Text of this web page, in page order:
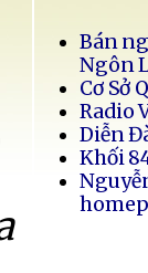
Bán
Ngôn
Cơ Sở
Radio
Diễn
Khối